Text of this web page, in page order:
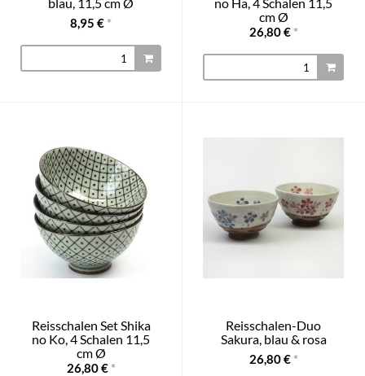
8,95 € *
cm Ø
26,80 € *
Reisschalen Set Shika
no Ko, 4 Schalen 11,5
cm Ø
26,80 € *
Reisschalen-Duo
Sakura, blau & rosa
26,80 € *